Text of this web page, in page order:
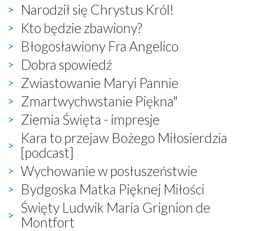
Narodził się Chrystus Król!
Kto będzie zbawiony?
Błogosławiony Fra Angelico
Dobra spowiedź
Zwiastowanie Maryi Pannie
Zmartwychwstanie Piękna"
Ziemia Święta - impresje
Kara to przejaw Bożego Miłosierdzia
[podcast]
Wychowanie w posłuszeństwie
Bydgoska Matka Pięknej Miłości
Święty Ludwik Maria Grignion de
Montfort